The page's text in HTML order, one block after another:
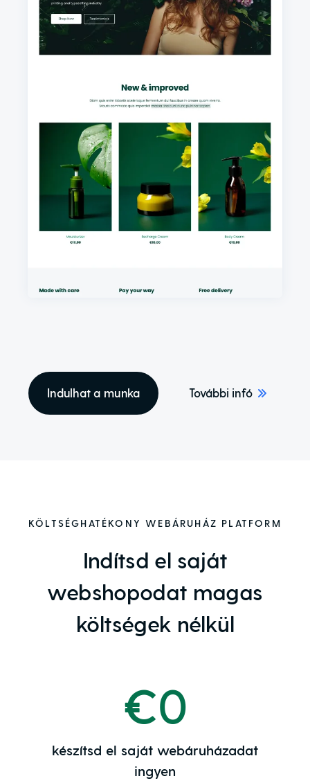
Indulhat a munka További infó
KÖLTSÉGHATÉKONY WEBÁRUHÁZ PLATFORM
Indítsd el saját
webshopodat magas
költségek nélkül
€0
készítsd el saját webáruházadat
ingyen